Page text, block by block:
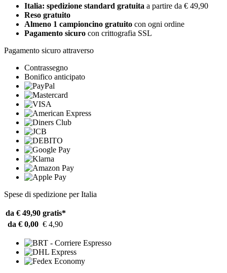
Italia: spedizione standard gratuita a partire da € 49,90
Reso gratuito
Almeno 1 campioncino gratuito con ogni ordine
Pagamento sicuro con crittografia SSL
Pagamento sicuro attraverso
Contrassegno
Bonifico anticipato
Spese di spedizione per Italia
da € 49,90 gratis*
da € 0,00 € 4,90